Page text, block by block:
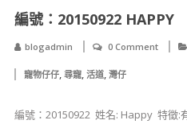
​​編號：20150922 ​HAPPY
blogadmin 0 Comment
寵物仔仔, 尋寵, 活道, 灣仔
編號：20150922 ​ 姓名: ​Happy ​ 特徵: